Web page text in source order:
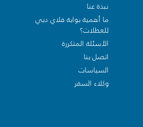
نبذة عنا
ما أهمية بوابة فلاي دبي
للعطلات؟
الأسئلة المتكررة
اتصل بنا
السياسات
وكلاء السفر